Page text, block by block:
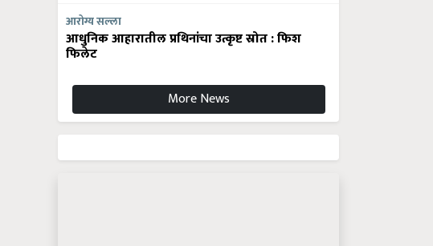
आरोग्य सल्ला
आधुनिक आहारातील प्रथिनांचा उत्कृष्ट स्रोत : फिश
फिलेट
More News